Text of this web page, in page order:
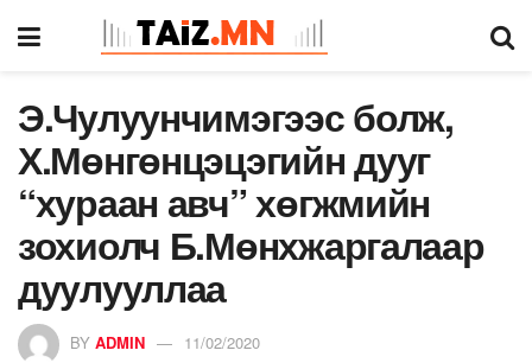
Э.Чулуунчимэгээс болж,
Х.Мөнгөнцэцэгийн дууг
“хураан авч” хөгжмийн
зохиолч Б.Мөнхжаргалаар
дуулууллаа
BY ADMIN 11/02/2020